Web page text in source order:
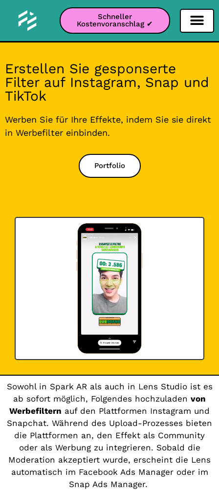
Schneller
Kostenvoranschlag ✔
Erstellen Sie gesponserte
Filter auf Instagram, Snap und
TikTok
Werben Sie für Ihre Effekte, indem Sie sie direkt
in Werbefilter einbinden.
Portfolio
Sowohl in Spark AR als auch in Lens Studio ist es
ab sofort möglich, Folgendes hochzuladen von
Werbefiltern auf den Plattformen Instagram und
Snapchat. Während des Upload-Prozesses bieten
die Plattformen an, den Effekt als Community
oder als Werbung zu integrieren. Sobald die
Moderation akzeptiert wurde, erscheint die Lens
automatisch im Facebook Ads Manager oder im
Snap Ads Manager.